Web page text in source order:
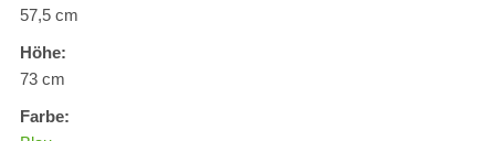
57,5 cm
Höhe:
73 cm
Farbe: